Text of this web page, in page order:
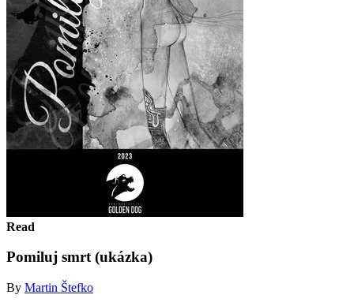
Read
Pomiluj smrt (ukázka)
By Martin Štefko